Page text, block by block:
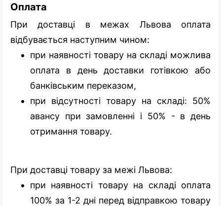
Оплата
При доставці в межах Львова оплата
відбувається наступним чином:
при наявності товару на складі можлива
оплата в день доставки готівкою або
банківським переказом,
при відсутності товару на складі: 50%
авансу при замовленні і 50% - в день
отримання товару.
При доставці товару за межі Львова:
при наявності товару на складі оплата
100% за 1-2 дні перед відправкою товару